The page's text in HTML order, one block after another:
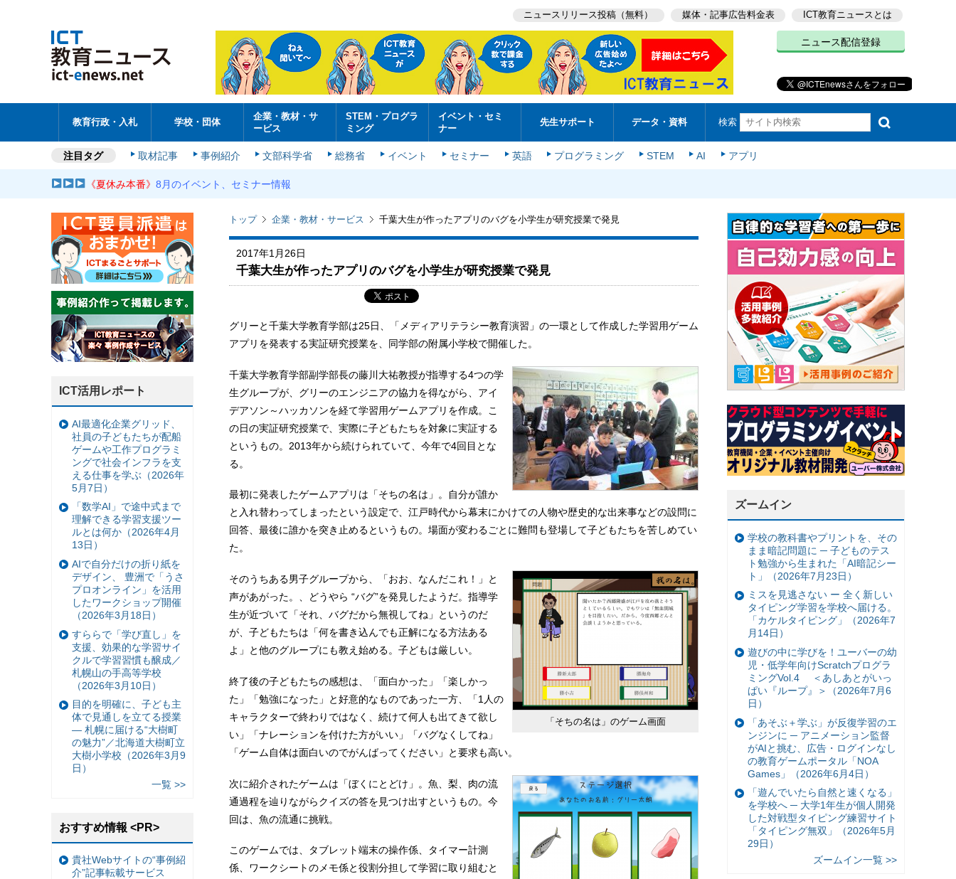
ニュースリリース投稿（無料） 媒体・記事広告料金表 ICT教育ニュースとは
ニュース配信登録
教育行政・入札 学校・団体
企業・教材・サ
ービス
STEM・プログラ
ミング
イベント・セミ
ナー
先生サポート データ・資料 検索
注目タグ 取材記事 事例紹介 文部科学省 総務省 イベント セミナー 英語 プログラミング STEM AI アプリ
《夏休み本番》8月のイベント、セミナー情報
トップ 企業・教材・サービス 千葉大生が作ったアプリのバグを小学生が研究授業で発見
2017年1月26日
千葉大生が作ったアプリのバグを小学生が研究授業で発見
グリーと千葉大学教育学部は25日、「メディアリテラシー教育演習」の一環として作成した学習用ゲーム
アプリを発表する実証研究授業を、同学部の附属小学校で開催した。
千葉大学教育学部副学部長の藤川大祐教授が指導する4つの学
生グループが、グリーのエンジニアの協力を得ながら、アイ
デアソン～ハッカソンを経て学習用ゲームアプリを作成。こ
の日の実証研究授業で、実際に子どもたちを対象に実証する
というもの。2013年から続けられていて、今年で4回目とな
る。
最初に発表したゲームアプリは「そちの名は」。自分が誰か
と入れ替わってしまったという設定で、江戸時代から幕末にかけての人物や歴史的な出来事などの設問に
回答、最後に誰かを突き止めるというもの。場面が変わるごとに難問も登場して子どもたちを苦しめてい
た。
「そちの名は」のゲーム画面
そのうちある男子グループから、「おお、なんだこれ！」と
声があがった。、どうやら “バグ”を発見したようだ。指導学
生が近づいて「それ、バグだから無視してね」というのだ
が、子どもたちは「何を書き込んでも正解になる方法ある
よ」と他のグループにも教え始める。子どもは厳しい。
終了後の子どもたちの感想は、「面白かった」「楽しかっ
た」「勉強になった」と好意的なものであった一方、「1人の
キャラクターで終わりではなく、続けて何人も出てきて欲し
い」「ナレーションを付けた方がいい」「バグなくしてね」
「ゲーム自体は面白いのでがんばってください」と要求も高い。
次に紹介されたゲームは「ぼくにとどけ」。魚、梨、肉の流
通過程を辿りながらクイズの答を見つけ出すというもの。今
回は、魚の流通に挑戦。
このゲームでは、タブレット端末の操作係、タイマー計測
係、ワークシートのメモ係と役割分担して学習に取り組むと
ズームイン
学校の教科書やプリントを、その
まま暗記問題に ─ 子どものテス
ト勉強から生まれた「AI暗記シー
ト」（2026年7月23日）
ミスを見逃さない ー 全く新しい
タイピング学習を学校へ届ける。
「カケルタイピング」（2026年7
月14日）
遊びの中に学びを！ユーバーの幼
児・低学年向けScratchプログラ
ミングVol.4 ＜あしあとがいっ
ぱい『ループ』＞（2026年7月6
日）
「あそぶ＋学ぶ」が反復学習のエ
ンジンに ─ アニメーション監督
がAIと挑む、広告・ログインなし
の教育ゲームポータル「NOA
Games」（2026年6月4日）
「遊んでいたら自然と速くなる」
を学校へ ─ 大学1年生が個人開発
した対戦型タイピング練習サイト
「タイピング無双」（2026年5月
29日）
ズームイン一覧 >>
ICT活用レポート
AI最適化企業グリッド、
社員の子どもたちが配船
ゲームや工作プログラミ
ングで社会インフラを支
える仕事を学ぶ（2026年
5月7日）
「数学AI」で途中式まで
理解できる学習支援ツー
ルとは何か（2026年4月
13日）
AIで自分だけの折り紙を
デザイン、 豊洲で「うさ
プロオンライン」を活用
したワークショップ開催
（2026年3月18日）
すららで「学び直し」を
支援、効果的な学習サイ
クルで学習習慣も醸成／
札幌山の手高等学校
（2026年3月10日）
目的を明確に、子ども主
体で見通しを立てる授業
— 札幌に届ける“大樹町
の魅力”／北海道大樹町立
大樹小学校（2026年3月9
日）
一覧 >>
おすすめ情報 <PR>
貴社Webサイトの“事例紹
介”記事転載サービス